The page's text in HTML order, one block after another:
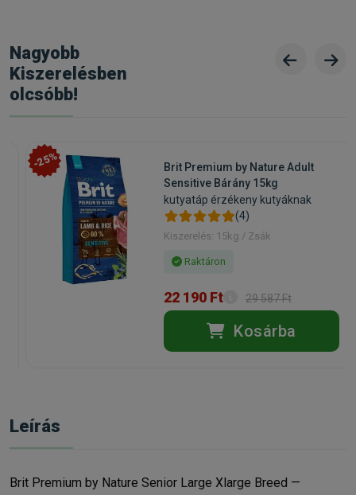
Nagyobb
Kiszerelésben
olcsóbb!
-25%
Brit Premium by Nature Adult
Sensitive Bárány 15kg
kutyatáp érzékeny kutyáknak
(4)
Kiszerelés: 15kg / Zsák
Raktáron
22 190 Ft 29 587 Ft
Kosárba
Leírás
Brit Premium by Nature Senior Large Xlarge Breed —